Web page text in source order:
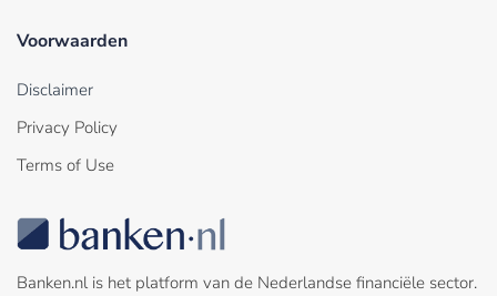
Voorwaarden
Disclaimer
Privacy Policy
Terms of Use
Banken.nl is het platform van de Nederlandse financiële sector.